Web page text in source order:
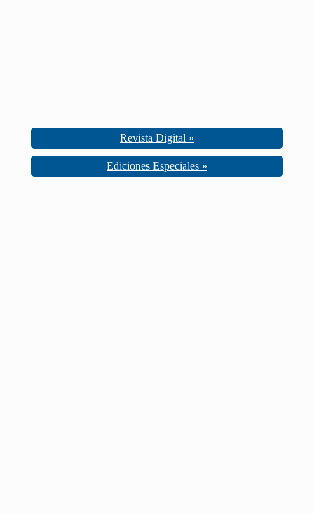
Revista Digital »
Ediciones Especiales »